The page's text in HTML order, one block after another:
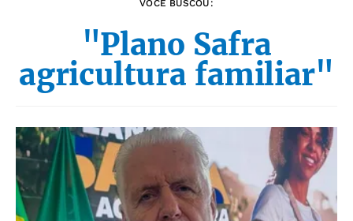
VOCÊ BUSCOU:
"Plano Safra
agricultura familiar"